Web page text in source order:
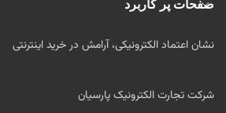
صفحات پر کاربرد
نشان اعتماد الکترونیکی، آرامش در خرید اینترنتی
شرکت تجارت الکترونیک پارسیان